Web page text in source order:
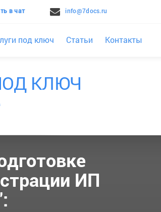
в чат info@7docs.ru
под ключ Статьи Контакты
КЛЮЧ
ИП